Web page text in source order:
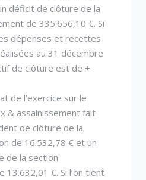
déficit de clôture de la
de 335.656,10 €. Si
dépenses et recettes
au 31 décembre
de clôture est de +
de l’exercice sur le
& assainissement fait
de clôture de la
de 16.532,78 € et un
de la section
13.632,01 €. Si l’on tient